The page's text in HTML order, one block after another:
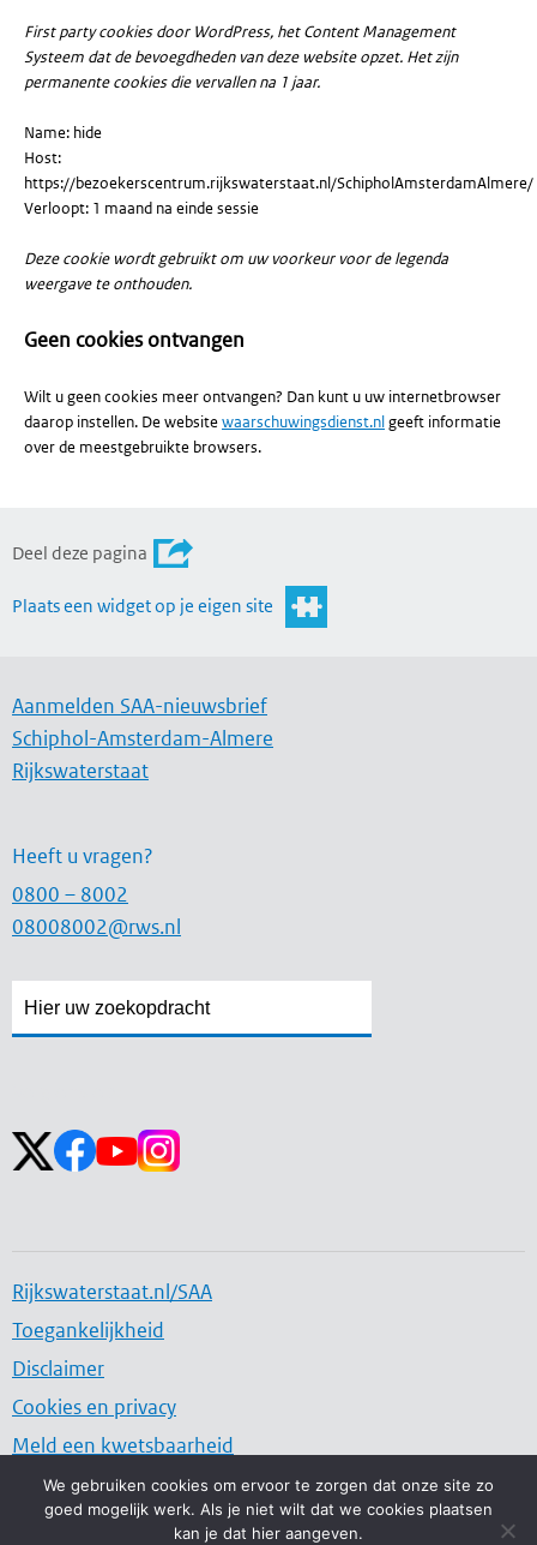
First party cookies door WordPress, het Content Management
Systeem dat de bevoegdheden van deze website opzet. Het zijn
permanente cookies die vervallen na 1 jaar.
Name: hide
Host:
https://bezoekerscentrum.rijkswaterstaat.nl/SchipholAmsterdamAlmere/
Verloopt: 1 maand na einde sessie
Deze cookie wordt gebruikt om uw voorkeur voor de legenda
weergave te onthouden.
Geen cookies ontvangen
Wilt u geen cookies meer ontvangen? Dan kunt u uw internetbrowser
daarop instellen. De websitewaarschuwingsdienst.nlgeeft informatie
over de meestgebruikte browsers.
Deel deze pagina
Plaats een widget op je eigen site
Aanmelden SAA-nieuwsbrief
Schiphol-Amsterdam-Almere
Rijkswaterstaat
Heeft u vragen?
0800 – 8002
08008002@rws.nl
Rijkswaterstaat.nl/SAA
Toegankelijkheid
Disclaimer
Cookies en privacy
Meld een kwetsbaarheid
Water. Wegen. Werken. Rijkswaterstaat.
We gebruiken cookies om ervoor te zorgen dat onze site zo
goed mogelijk werk. Als je niet wilt dat we cookies plaatsen
kan je dat hier aangeven.